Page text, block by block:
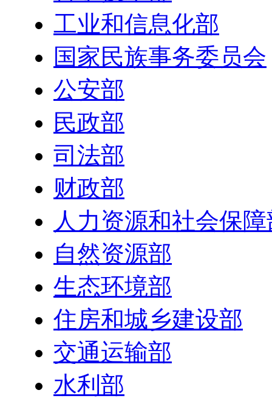
工业和信息化部
国家民族事务委员会
公安部
民政部
司法部
财政部
人力资源和社会保
自然资源部
生态环境部
住房和城乡建设部
交通运输部
水利部